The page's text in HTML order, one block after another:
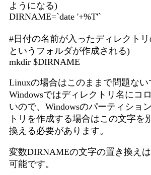
ようになる)
DIRNAME=`date '+%T'`
#日付の名前が入ったディレクトリ
というフォルダが作成される)
mkdir $DIRNAME
Linuxの場合はこのままで問題ない
Windowsではディレクトリ名にコ
いので、Windowsのパーティショ
トリを作成する場合はこの文字を
換える必要があります。
変数DIRNAMEの文字の置き換え
可能です。